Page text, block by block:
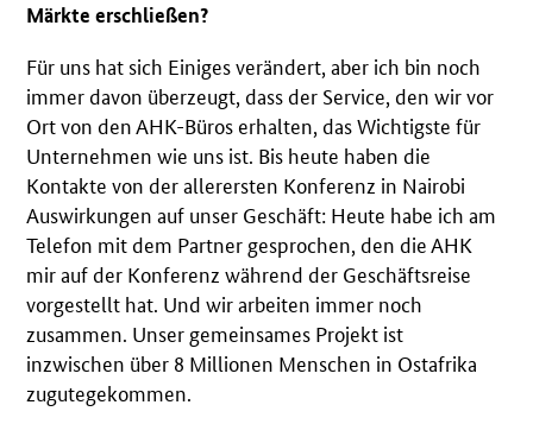
Märkte erschließen?
Für uns hat sich Einiges verändert, aber ich bin noch
immer davon überzeugt, dass der Service, den wir vor
Ort von den AHK-Büros erhalten, das Wichtigste für
Unternehmen wie uns ist. Bis heute haben die
Kontakte von der allerersten Konferenz in Nairobi
Auswirkungen auf unser Geschäft: Heute habe ich am
Telefon mit dem Partner gesprochen, den die AHK
mir auf der Konferenz während der Geschäftsreise
vorgestellt hat. Und wir arbeiten immer noch
zusammen. Unser gemeinsames Projekt ist
inzwischen über 8 Millionen Menschen in Ostafrika
zugutegekommen.